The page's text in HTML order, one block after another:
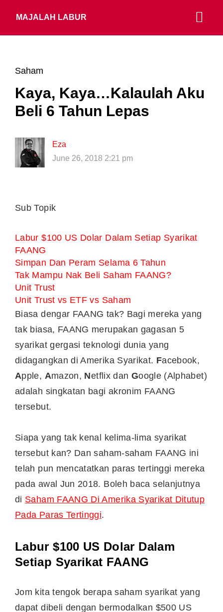
MAJALAH LABUR
Saham
Kaya, Kaya…Kalaulah Aku
Beli 6 Tahun Lepas
Eza
June 26, 2018 2:21 pm
Sub Topik
Labur $100 US Dolar Dalam Setiap Syarikat
FAANG
Simpan Dan Peram Selama 6 Tahun
Tak Mampu Nak Beli Saham FAANG?
Unit Trust
Unit Trust vs ETF vs Saham
Biasa dengar FAANG tak? Bagi mereka yang
tak biasa, FAANG merupakan gagasan 5
syarikat gergasi teknologi dunia yang
didagangkan di Amerika Syarikat. Facebook,
Apple, Amazon, Netflix dan Google (Alphabet)
adalah singkatan bagi akronim FAANG
tersebut.
Siapa yang tak kenal kelima-lima syarikat
tersebut kan? Dan saham-saham FAANG ini
telah pun mencatatkan paras tertinggi mereka
pada awal Jun 2018. Boleh baca selanjutnya
di Saham FAANG Di Amerika Syarikat Ditutup
Pada Paras Tertinggi.
Labur $100 US Dolar Dalam
Setiap Syarikat FAANG
Jom kita tengok berapa saham syarikat yang
dapat dibeli dengan bermodalkan $500 US